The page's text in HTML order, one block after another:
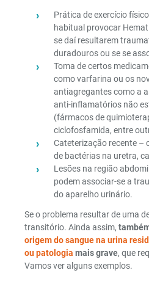
Prática de exercício
habitual provocar
se daí resultarem
duradouros ou se se
Toma de certos
como varfarina ou os
antiagregantes como a
anti-inflamatórios não
(fármacos de
ciclofosfamida, entre
Cateterização recente –
de bactérias na uretra,
Lesões na região
podem associar-se a
do aparelho urinário.
Se o problema resultar de uma
transitório. Ainda assim,
origem do sangue na urina
ou patologia mais grave, que
Vamos ver alguns exemplos.